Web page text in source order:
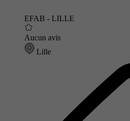
EFAB - LILLE
Aucun avis
Lille